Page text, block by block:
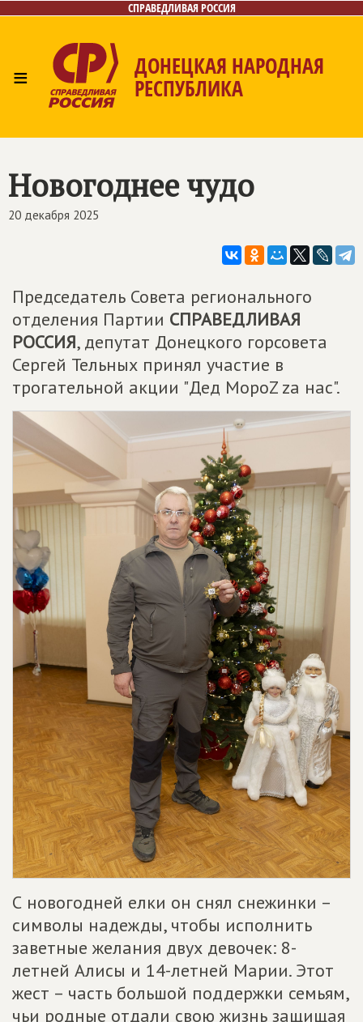
СПРАВЕДЛИВАЯ РОССИЯ
≡ ДОНЕЦКАЯ НАРОДНАЯ
РЕСПУБЛИКА
Новогоднее чудо
20 декабря 2025
Председатель Совета регионального
отделения Партии СПРАВЕДЛИВАЯ
РОССИЯ, депутат Донецкого горсовета
Сергей Тельных принял участие в
трогательной акции "Дед МороZ zа нас".
С новогодней елки он снял снежинки –
символы надежды, чтобы исполнить
заветные желания двух девочек: 8-
летней Алисы и 14-летней Марии. Этот
жест – часть большой поддержки семьям,
чьи родные отдали свою жизнь защищая